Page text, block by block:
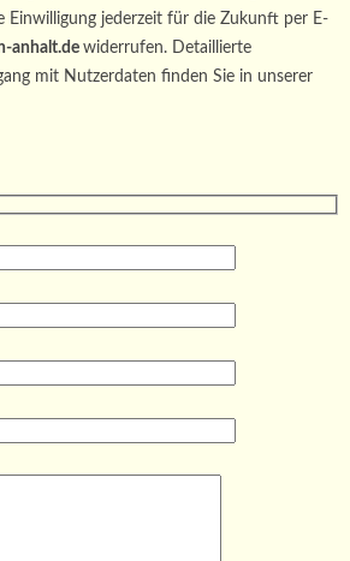
Einwilligung jederzeit für die Zukunft per E-
anhalt.de widerrufen. Detaillierte
mit Nutzerdaten finden Sie in unserer